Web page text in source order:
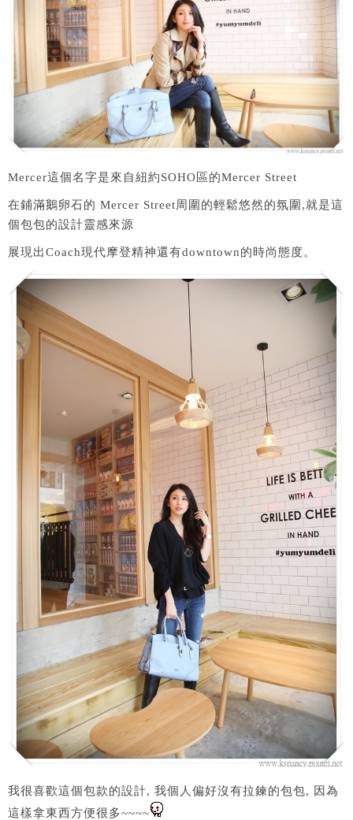
Mercer這個名字是來自紐約SOHO區的Mercer Street
在鋪滿鵝卵石的 Mercer Street周圍的輕鬆悠然的氛圍,就是這
個包包的設計靈感來源
展現出Coach現代摩登精神還有downtown的時尚態度。
我很喜歡這個包款的設計, 我個人偏好沒有拉鍊的包包, 因為
這樣拿東西方便很多~~~~